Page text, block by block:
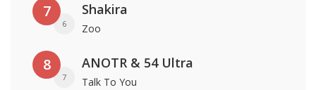
7
6
Shakira
Zoo
8
7
ANOTR & 54 Ultra
Talk To You